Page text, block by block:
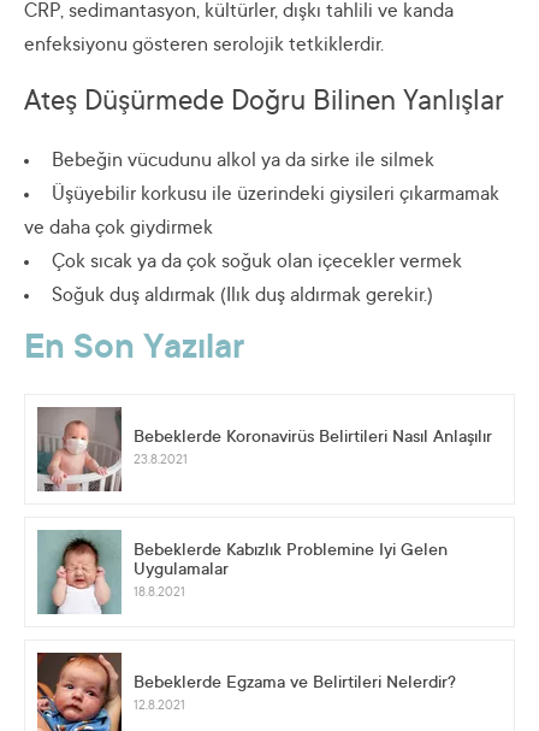
CRP, sedimantasyon, kültürler, dışkı tahlili ve kanda
enfeksiyonu gösteren serolojik tetkiklerdir.
Ateş Düşürmede Doğru Bilinen Yanlışlar
Bebeğin vücudunu alkol ya da sirke ile silmek
Üşüyebilir korkusu ile üzerindeki giysileri çıkarmamak
ve daha çok giydirmek
Çok sıcak ya da çok soğuk olan içecekler vermek
Soğuk duş aldırmak (Ilık duş aldırmak gerekir.)
En Son Yazılar
Bebeklerde Koronavirüs Belirtileri Nasıl Anlaşılır
23.8.2021
Bebeklerde Kabızlık Problemine İyi Gelen
Uygulamalar
18.8.2021
Bebeklerde Egzama ve Belirtileri Nelerdir?
12.8.2021